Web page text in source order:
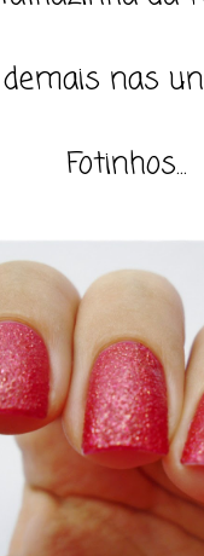
nas
Fotinhos...